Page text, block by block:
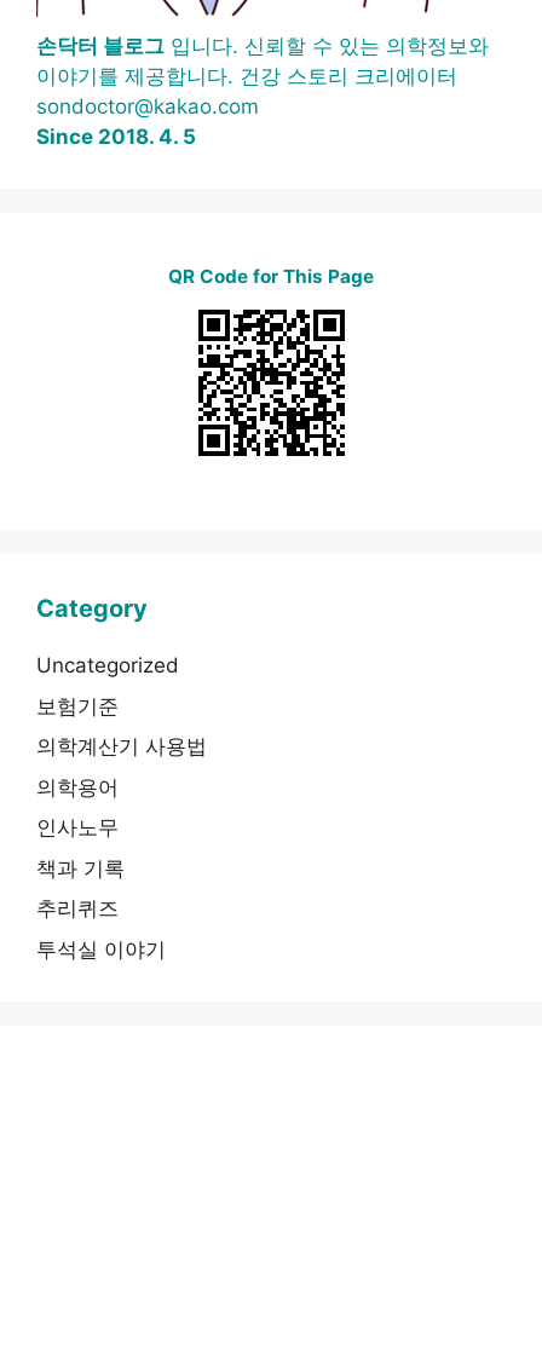
손닥터 블로그 입니다. 신뢰할 수 있는 의학정보와
이야기를 제공합니다. 건강 스토리 크리에이터
sondoctor@kakao.com
Since 2018. 4. 5
QR Code for This Page
Category
Uncategorized
보험기준
의학계산기 사용법
의학용어
인사노무
책과 기록
추리퀴즈
투석실 이야기